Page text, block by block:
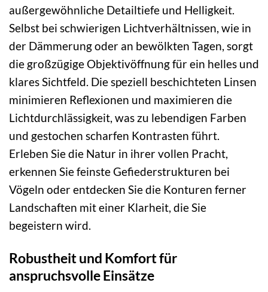
außergewöhnliche Detailtiefe und Helligkeit.
Selbst bei schwierigen Lichtverhältnissen, wie in
der Dämmerung oder an bewölkten Tagen, sorgt
die großzügige Objektivöffnung für ein helles und
klares Sichtfeld. Die speziell beschichteten Linsen
minimieren Reflexionen und maximieren die
Lichtdurchlässigkeit, was zu lebendigen Farben
und gestochen scharfen Kontrasten führt.
Erleben Sie die Natur in ihrer vollen Pracht,
erkennen Sie feinste Gefiederstrukturen bei
Vögeln oder entdecken Sie die Konturen ferner
Landschaften mit einer Klarheit, die Sie
begeistern wird.
Robustheit und Komfort für
anspruchsvolle Einsätze